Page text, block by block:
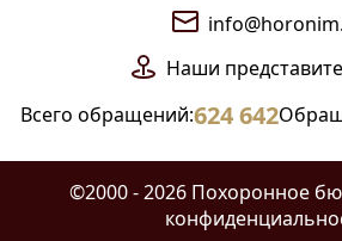
Наши
Всего обращений:624 642
©2000 - 2026 Похоронное